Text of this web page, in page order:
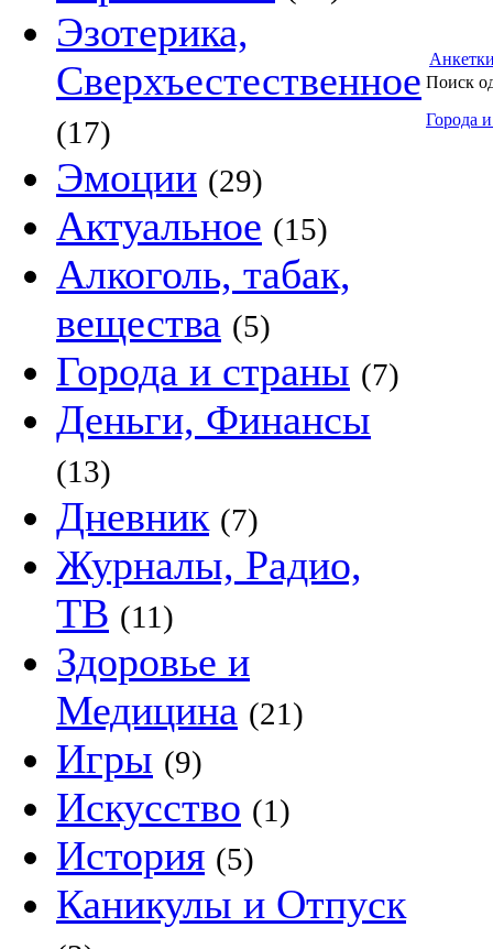
Эзотерика,
Сверхъестественное
(17)
Эмоции (29)
Актуальное (15)
Алкоголь, табак,
вещества (5)
Города и страны (7)
Деньги, Финансы
(13)
Дневник (7)
Журналы, Радио,
ТВ (11)
Здоровье и
Медицина (21)
Игры (9)
Искусство (1)
История (5)
Каникулы и Отпуск
Поиск
Города